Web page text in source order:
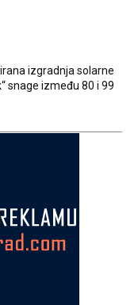
izgradnja solarne
snage između 80 i 99